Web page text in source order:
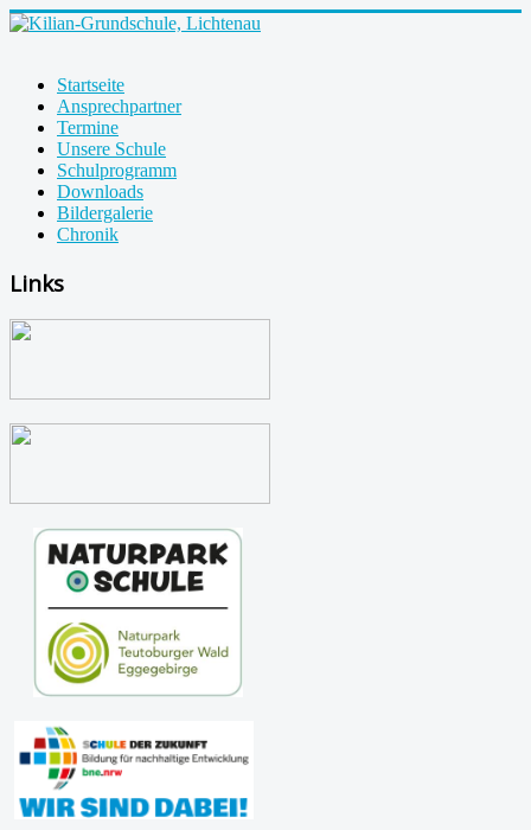
Startseite
Ansprechpartner
Termine
Unsere Schule
Schulprogramm
Downloads
Bildergalerie
Chronik
Links